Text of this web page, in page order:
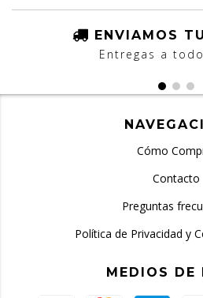
ENVIAMOS
Entregas a
Cómo
Contacto
Preguntas
Política de Privacidad y
MEDIOS DE